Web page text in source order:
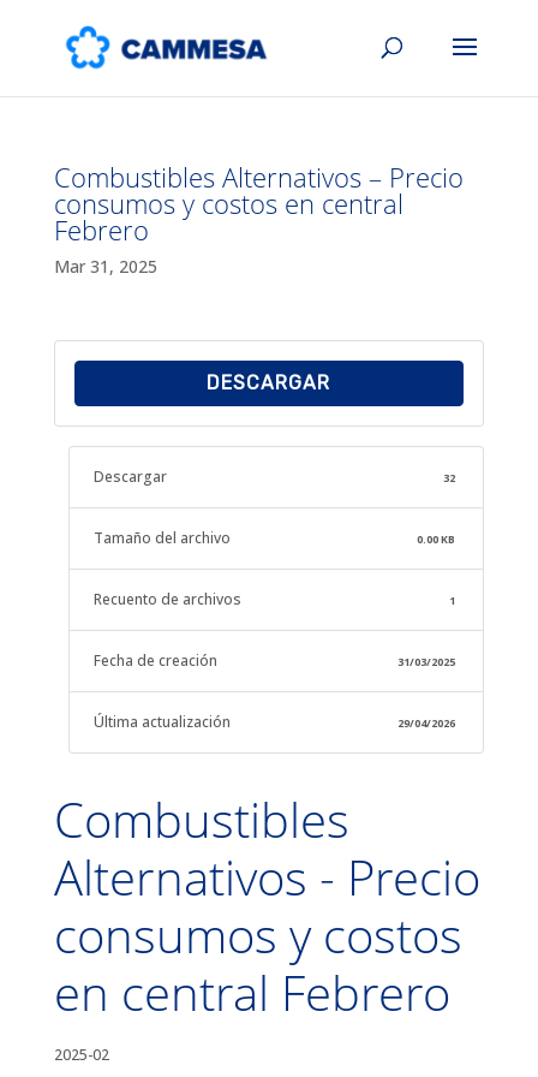
Combustibles Alternativos – Precio
consumos y costos en central
Febrero
Mar 31, 2025
DESCARGAR
Descargar 32
Tamaño del archivo 0.00 KB
Recuento de archivos 1
Fecha de creación 31/03/2025
Última actualización 29/04/2026
Combustibles
Alternativos - Precio
consumos y costos
en central Febrero
2025-02